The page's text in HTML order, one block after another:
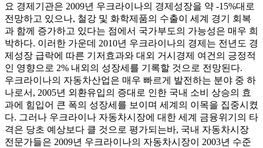
요 경제기관은 2009년 우크라이나의 경제성장을 약 -15%대로
전망하고 있으나, 철강 및 화학제품의 수출이 세계 경기 회복
과 함께 증가하고 있다는 점에서 국가부도의 가능성은 매우 희
박하다. 이러한 가운데 2010년 우크라이나의 경제는 전년도 경
제성장 급락에 따른 기저효과와 대외 거시경제 여건의 긍정적
인 영향으로 2% 내외의 성장세를 기록할 것으로 전망된다.
우크라이나의 자동차산업은 매우 빠르게 발전하는 분야 중 하
나로서, 2005년 외환유입의 증대로 인한 국내 소비 상승의 효
과에 힘입어 큰 폭의 성장세를 보이며 세계의 이목을 집중시켰
다. 그러나 우크라이나 자동차시장에 대한 세계 금융위기의 타
격은 당초 예상보다 클 것으로 평가되는바, 국내 자동차시장
전문가들은 2009년 우크라이나의 자동차시장이 2003년 수준